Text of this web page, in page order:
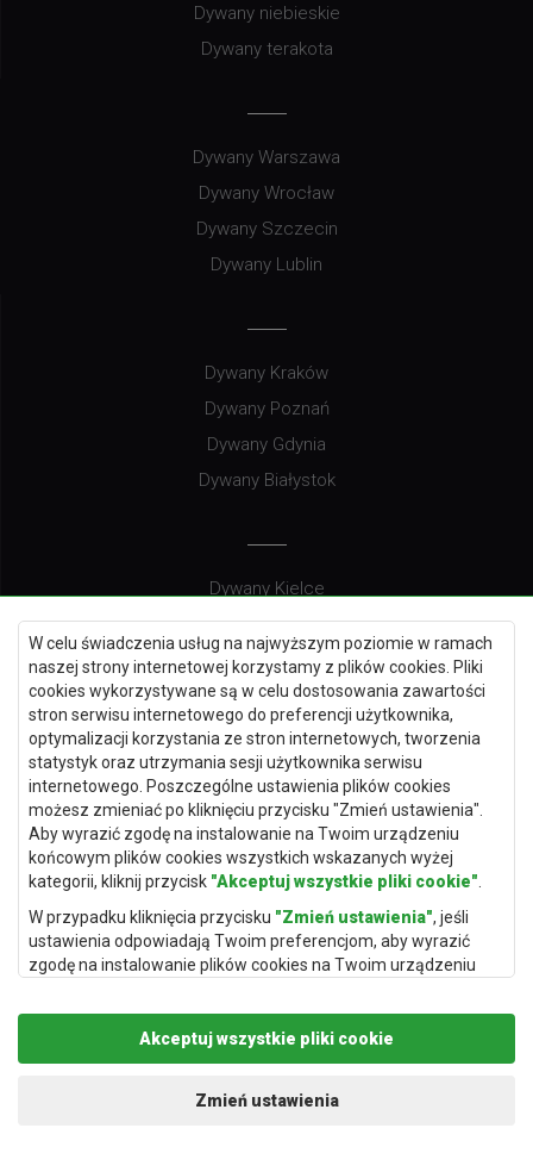
W celu świadczenia usług na najwyższym poziomie w ramach
naszej strony internetowej korzystamy z plików cookies. Pliki
cookies wykorzystywane są w celu dostosowania zawartości
stron serwisu internetowego do preferencji użytkownika,
optymalizacji korzystania ze stron internetowych, tworzenia
statystyk oraz utrzymania sesji użytkownika serwisu
internetowego. Poszczególne ustawienia plików cookies
możesz zmieniać po kliknięciu przycisku "Zmień ustawienia".
Aby wyrazić zgodę na instalowanie na Twoim urządzeniu
końcowym plików cookies wszystkich wskazanych wyżej
kategorii, kliknij przycisk "Akceptuj wszystkie pliki cookie"
W przypadku kliknięcia przycisku "Zmień ustawienia", jeśli
ustawienia odpowiadają Twoim preferencjom, aby wyrazić
zgodę na instalowanie plików cookies na Twoim urządzeniu
"Zapisz i zaakceptuj".
Podstawą przetwarzania danych osobowych, w zakresie w
administratora danych osobowych (Rugito Radosław Bartosik z
Akceptuj wszystkie pliki cookie
Zmień ustawienia
Dywany niebieskie
Dywany terakota
Dywany Warszawa
Dywany Wrocław
Dywany Szczecin
Dywany Lublin
Dywany Kraków
Dywany Poznań
Dywany Gdynia
Dywany Białystok
Dywany Kielce
Dywany Gdańsk
Dywany Toruń
Dywany Bydgoszcz
Dywany Łódź
Dywany Katowice
Dywany Rzeszów
Dywany Częstochowa
Projekt i realizacja:dimax.pl